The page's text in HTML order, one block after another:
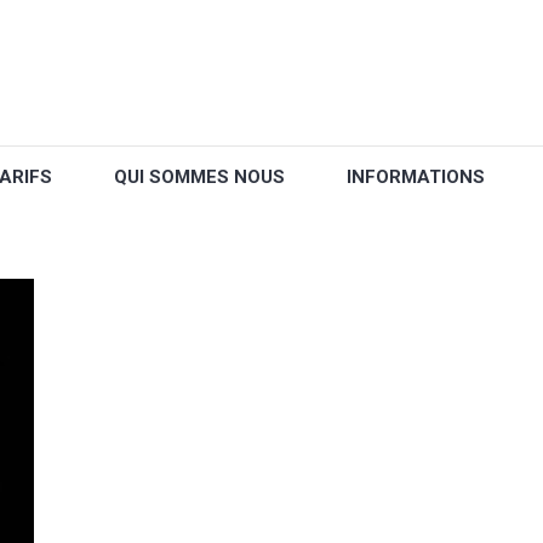
QUI SOMMES NOUS INFORMATIONS